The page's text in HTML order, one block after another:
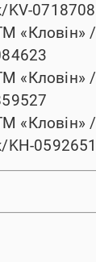
KV-0718708
«Кловін» /
«Кловін» /
«Кловін» /
KH-0592651